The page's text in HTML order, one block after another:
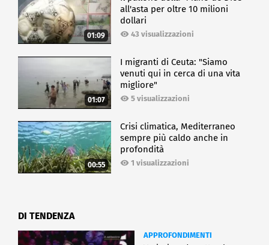
01:09
all'asta per oltre 10 milioni
dollari
43 visualizzazioni
01:07
I migranti di Ceuta: "Siamo
venuti qui in cerca di una vita
migliore"
5 visualizzazioni
00:55
Crisi climatica, Mediterraneo
sempre più caldo anche in
profondità
1 visualizzazioni
DI TENDENZA
APPROFONDIMENTI